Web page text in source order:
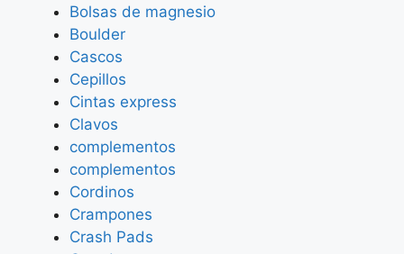
Bolsas de magnesio
Boulder
Cascos
Cepillos
Cintas express
Clavos
complementos
complementos
Cordinos
Crampones
Crash Pads